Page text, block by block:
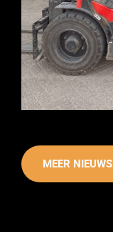
MEER NIEUWS